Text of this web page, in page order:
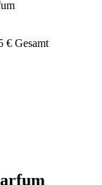
€ Gesamt